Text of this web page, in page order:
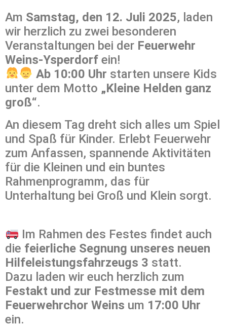
Am Samstag, den 12. Juli 2025, laden
wir herzlich zu zwei besonderen
Veranstaltungen bei der Feuerwehr
Weins-Ysperdorf ein!
Ab 10:00 Uhr starten unsere Kids
unter dem Motto „Kleine Helden ganz
groß“.
An diesem Tag dreht sich alles um Spiel
und Spaß für Kinder. Erlebt Feuerwehr
zum Anfassen, spannende Aktivitäten
für die Kleinen und ein buntes
Rahmenprogramm, das für
Unterhaltung bei Groß und Klein sorgt.
Im Rahmen des Festes findet auch
die feierliche Segnung unseres neuen
Hilfeleistungsfahrzeugs 3 statt.
Dazu laden wir euch herzlich zum
Festakt und zur Festmesse mit dem
Feuerwehrchor Weins um 17:00 Uhr
ein.